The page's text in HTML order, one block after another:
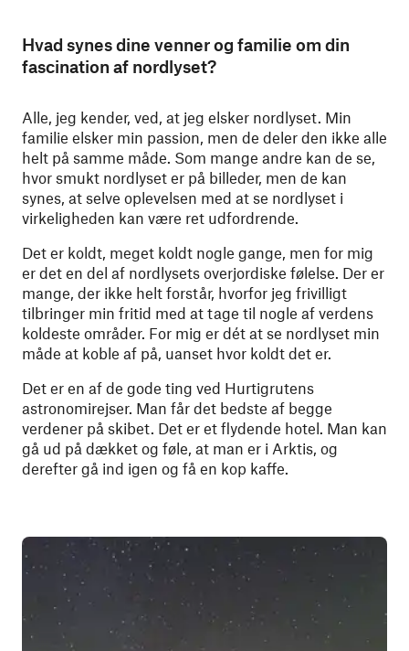
Hvad synes dine venner og familie om din
fascination af nordlyset?
Alle, jeg kender, ved, at jeg elsker nordlyset. Min
familie elsker min passion, men de deler den ikke alle
helt på samme måde. Som mange andre kan de se,
hvor smukt nordlyset er på billeder, men de kan
synes, at selve oplevelsen med ​​at se nordlyset i
virkeligheden kan være ret udfordrende.
Det er koldt, meget koldt nogle gange, men for mig
er det en del af nordlysets overjordiske følelse. Der er
mange, der ikke helt forstår, hvorfor jeg frivilligt
tilbringer min fritid med at tage til nogle af verdens
koldeste områder. For mig er dét at se nordlyset min
måde at koble af på, uanset hvor koldt det er.
Det er en af de gode ting ved Hurtigrutens
astronomirejser. Man får det bedste af begge
verdener på skibet. Det er et flydende hotel. Man kan
gå ud på dækket og føle, at man er i Arktis, og
derefter gå ind igen og få en kop kaffe.